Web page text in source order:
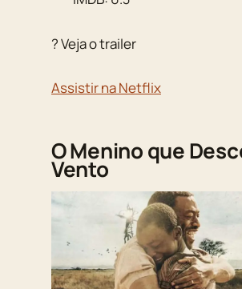
? Veja o trailer
Assistir na Netflix
O Menino que
Vento